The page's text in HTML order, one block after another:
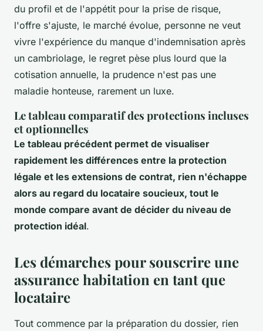
du profil et de l'appétit pour la prise de risque,
l'offre s'ajuste, le marché évolue, personne ne veut
vivre l'expérience du manque d'indemnisation après
un cambriolage, le regret pèse plus lourd que la
cotisation annuelle, la prudence n'est pas une
maladie honteuse, rarement un luxe.
Le tableau comparatif des protections incluses
et optionnelles
Le tableau précédent permet de visualiser
rapidement les différences entre la protection
légale et les extensions de contrat, rien n'échappe
alors au regard du locataire soucieux, tout le
monde compare avant de décider du niveau de
protection idéal.
Les démarches pour souscrire une
assurance habitation en tant que
locataire
Tout commence par la préparation du dossier, rien